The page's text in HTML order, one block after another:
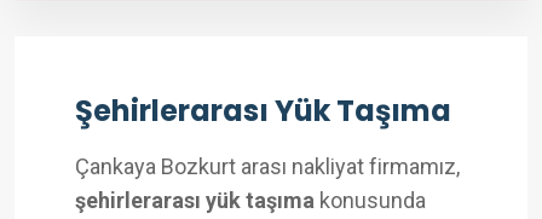
Şehirlerarası Yük Taşıma
Çankaya Bozkurt arası nakliyat firmamız,
şehirlerarası yük taşıma konusunda